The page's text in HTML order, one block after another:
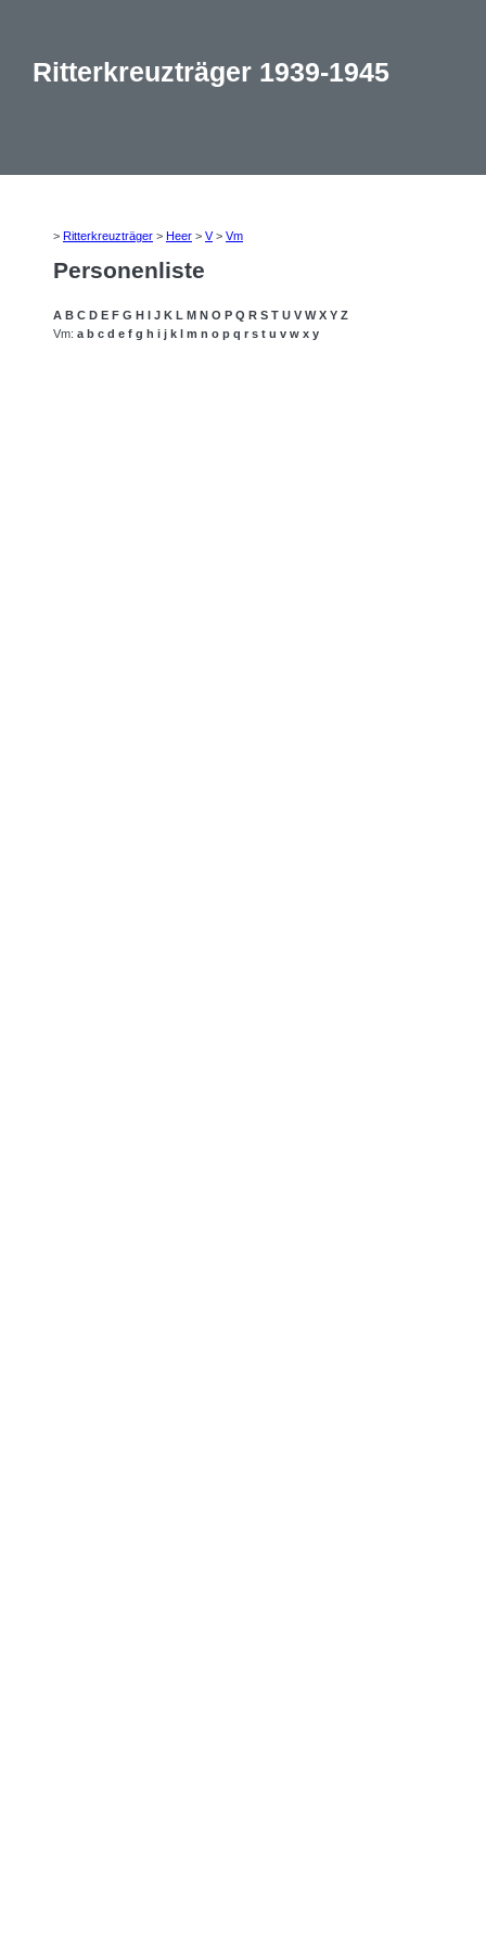
Ritterkreuzträger 1939-1945
> Ritterkreuzträger > Heer > V> Vm
Personenliste
A B C D E F G H I J K L M N O P Q R S T U V W X Y Z
Vm: a b c d e f g h i j k l m n o p q r s t u v w x y